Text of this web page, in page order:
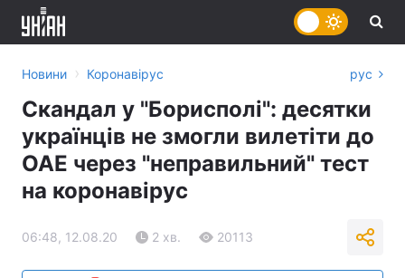
Новини › Коронавірус рус
Скандал у "Борисполі": десятки
українців не змогли вилетіти до
ОАЕ через "неправильний" тест
на коронавірус
06:48, 12.08.20 2 хв. 20113